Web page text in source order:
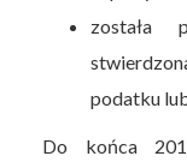
została
podatku
Do końca